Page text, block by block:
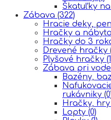
Škatuľky
Zábava (322)
Hracie deky,
Hračky a
Hračky do 3
Drevené hračky
Plyšové hračky
Zábava pri vode
Bazény,
rukávniky
Hračky, hry
Lopty (0)